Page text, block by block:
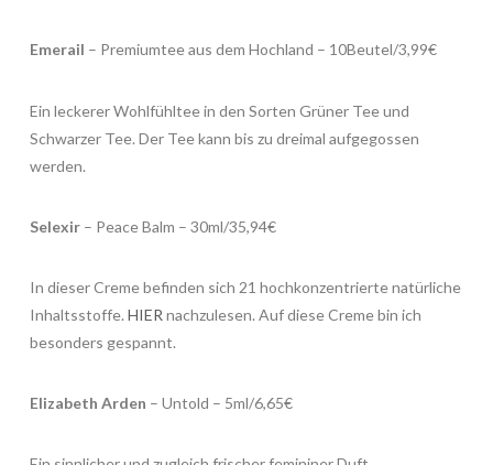
Emerail – Premiumtee aus dem Hochland – 10Beutel/3,99€
Ein leckerer Wohlfühltee in den Sorten Grüner Tee und
Schwarzer Tee. Der Tee kann bis zu dreimal aufgegossen
werden.
Selexir– Peace Balm – 30ml/35,94€
In dieser Creme befinden sich 21 hochkonzentrierte natürliche
Inhaltsstoffe. HIER nachzulesen. Auf diese Creme bin ich
besonders gespannt.
Elizabeth Arden – Untold – 5ml/6,65€